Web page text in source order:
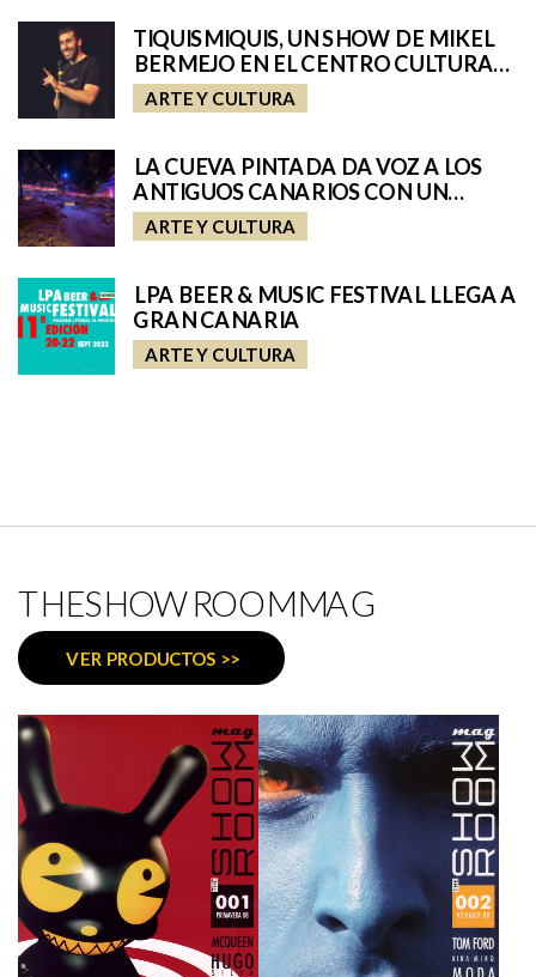
TIQUISMIQUIS, UN SHOW DE MIKEL
BERMEJO EN EL CENTRO CULTURAL
CICCA
ARTE Y CULTURA
LA CUEVA PINTADA DA VOZ A LOS
ANTIGUOS CANARIOS CON UN
CONCIERTO INFANTIL JUNTO A
ARÍSTIDES MORENO
ARTE Y CULTURA
LPA BEER & MUSIC FESTIVAL LLEGA A
GRAN CANARIA
ARTE Y CULTURA
THESHOWROOMMAG
VER PRODUCTOS >>